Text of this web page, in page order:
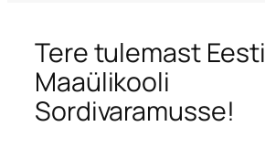
Tere tulemast Eesti
Maaülikooli
Sordivaramusse!